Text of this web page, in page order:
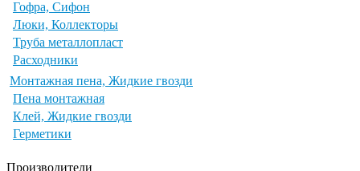
Гофра, Сифон
Люки, Коллекторы
Труба металлопласт
Расходники
Монтажная пена, Жидкие гвозди
Пена монтажная
Клей, Жидкие гвозди
Герметики
Производители